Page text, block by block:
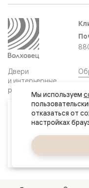
Двери
и интерьерные
решения
Сайт не является
Правовая информация
Дизайн сайта
Мы используем
отказаться от